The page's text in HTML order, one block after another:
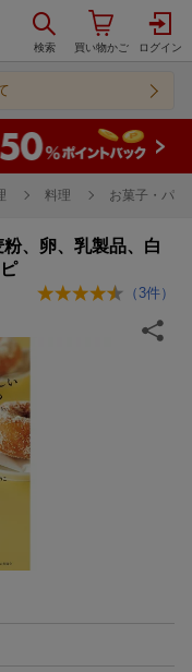
料理 お菓子・パン
、卵、乳製品、白
（ 3件）